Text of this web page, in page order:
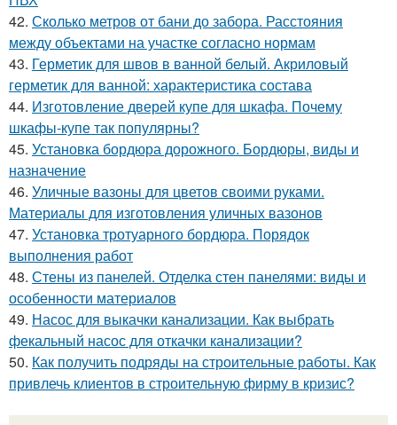
42. Сколько метров от бани до забора. Расстояния
между объектами на участке согласно нормам
43. Герметик для швов в ванной белый. Акриловый
герметик для ванной: характеристика состава
44. Изготовление дверей купе для шкафа. Почему
шкафы-купе так популярны?
45. Установка бордюра дорожного. Бордюры, виды и
назначение
46. Уличные вазоны для цветов своими руками.
Материалы для изготовления уличных вазонов
47. Установка тротуарного бордюра. Порядок
выполнения работ
48. Стены из панелей. Отделка стен панелями: виды и
особенности материалов
49. Насос для выкачки канализации. Как выбрать
фекальный насос для откачки канализации?
50. Как получить подряды на строительные работы. Как
привлечь клиентов в строительную фирму в кризис?